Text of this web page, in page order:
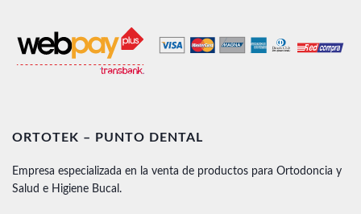
ORTOTEK – PUNTO DENTAL
Empresa especializada en la venta de productos para Ortodoncia y
Salud e Higiene Bucal.